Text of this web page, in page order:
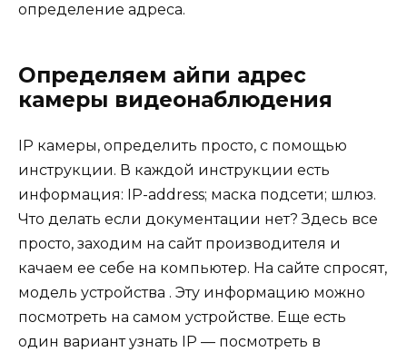
определение адреса.
Определяем айпи адрес
камеры видеонаблюдения
IP камеры, определить просто, с помощью
инструкции. В каждой инструкции есть
информация: IP-address; маска подсети; шлюз.
Что делать если документации нет? Здесь все
просто, заходим на сайт производителя и
качаем ее себе на компьютер. На сайте спросят,
модель устройства . Эту информацию можно
посмотреть на самом устройстве. Еще есть
один вариант узнать IP — посмотреть в